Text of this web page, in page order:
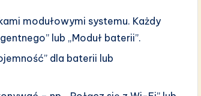
modułowymi systemu. Każdy
lub „Moduł baterii”.
dla baterii lub